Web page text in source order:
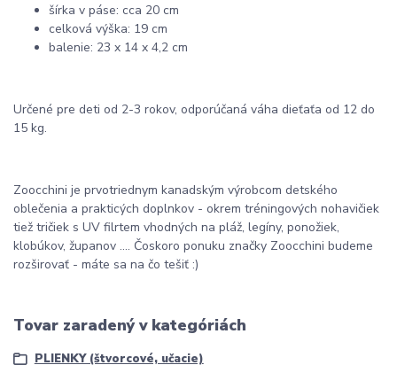
šírka v páse: cca 20 cm
celková výška: 19 cm
balenie: 23 x 14 x 4,2 cm
Určené pre deti od 2-3 rokov, odporúčaná váha dieťaťa od 12 do
15 kg.
Zoocchini je prvotriednym kanadským výrobcom detského
oblečenia a prakticých doplnkov - okrem tréningových nohavičiek
tiež tričiek s UV filrtem vhodných na pláž, legíny, ponožiek,
klobúkov, županov .... Čoskoro ponuku značky Zoocchini budeme
rozširovať - ​​máte sa na čo tešiť :)
Tovar zaradený v kategóriách
PLIENKY (štvorcové, učacie)